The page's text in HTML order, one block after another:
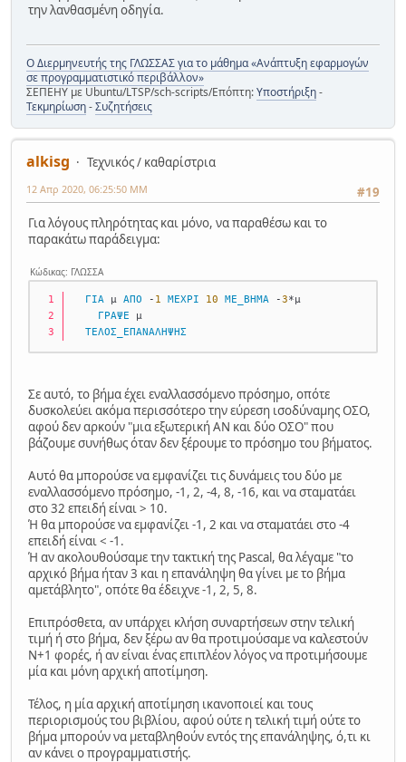
την λανθασμένη οδηγία.
Ο Διερμηνευτής της ΓΛΩΣΣΑΣ για το μάθημα «Ανάπτυξη εφαρμογών
σε προγραμματιστικό περιβάλλον»
ΣΕΠΕΗΥ με Ubuntu/LTSP/sch-scripts/Επόπτη:Υποστήριξη-
Τεκμηρίωση-Συζητήσεις
alkisg
Τεχνικός / καθαρίστρια
#19
12 Απρ 2020, 06:25:50 ΜΜ
Για λόγους πληρότητας και μόνο, να παραθέσω και το
παρακάτω παράδειγμα:
Κώδικας: ΓΛΩΣΣΑ
ΓΙΑ μ ΑΠΟ - 1 ΜΕΧΡΙ 10 ΜΕ_ΒΗΜΑ -3*μ
ΓΡΑΨΕ μ
ΤΕΛΟΣ_ΕΠΑΝΑΛΗΨΗΣ
Σε αυτό, το βήμα έχει εναλλασσόμενο πρόσημο, οπότε
δυσκολεύει ακόμα περισσότερο την εύρεση ισοδύναμης ΟΣΟ,
αφού δεν αρκούν "μια εξωτερική ΑΝ και δύο ΟΣΟ" που
βάζουμε συνήθως όταν δεν ξέρουμε το πρόσημο του βήματος.
Αυτό θα μπορούσε να εμφανίζει τις δυνάμεις του δύο με
εναλλασσόμενο πρόσημο, -1, 2, -4, 8, -16, και να σταματάει
στο 32 επειδή είναι > 10.
Ή θα μπορούσε να εμφανίζει -1, 2 και να σταματάει στο -4
επειδή είναι < -1.
Ή αν ακολουθούσαμε την τακτική της Pascal, θα λέγαμε "το
αρχικό βήμα ήταν 3 και η επανάληψη θα γίνει με το βήμα
αμετάβλητο", οπότε θα έδειχνε -1, 2, 5, 8.
Επιπρόσθετα, αν υπάρχει κλήση συναρτήσεων στην τελική
τιμή ή στο βήμα, δεν ξέρω αν θα προτιμούσαμε να καλεστούν
Ν+1 φορές, ή αν είναι ένας επιπλέον λόγος να προτιμήσουμε
μία και μόνη αρχική αποτίμηση.
Τέλος, η μία αρχική αποτίμηση ικανοποιεί και τους
περιορισμούς του βιβλίου, αφού ούτε η τελική τιμή ούτε το
βήμα μπορούν να μεταβληθούν εντός της επανάληψης, ό,τι κι
αν κάνει ο προγραμματιστής.